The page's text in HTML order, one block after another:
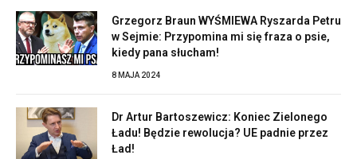
Grzegorz Braun WYŚMIEWA Ryszarda Petru
w Sejmie: Przypomina mi się fraza o psie,
kiedy pana słucham!
8 MAJA 2024
Dr Artur Bartoszewicz: Koniec Zielonego
Ładu! Będzie rewolucja? UE padnie przez
Ład!